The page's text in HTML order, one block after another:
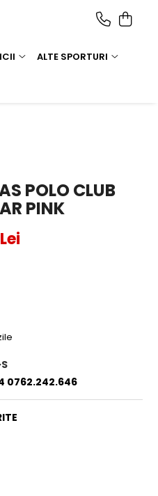
ALTE SPORTURI
POLO CLUB
PINK
0762.242.646